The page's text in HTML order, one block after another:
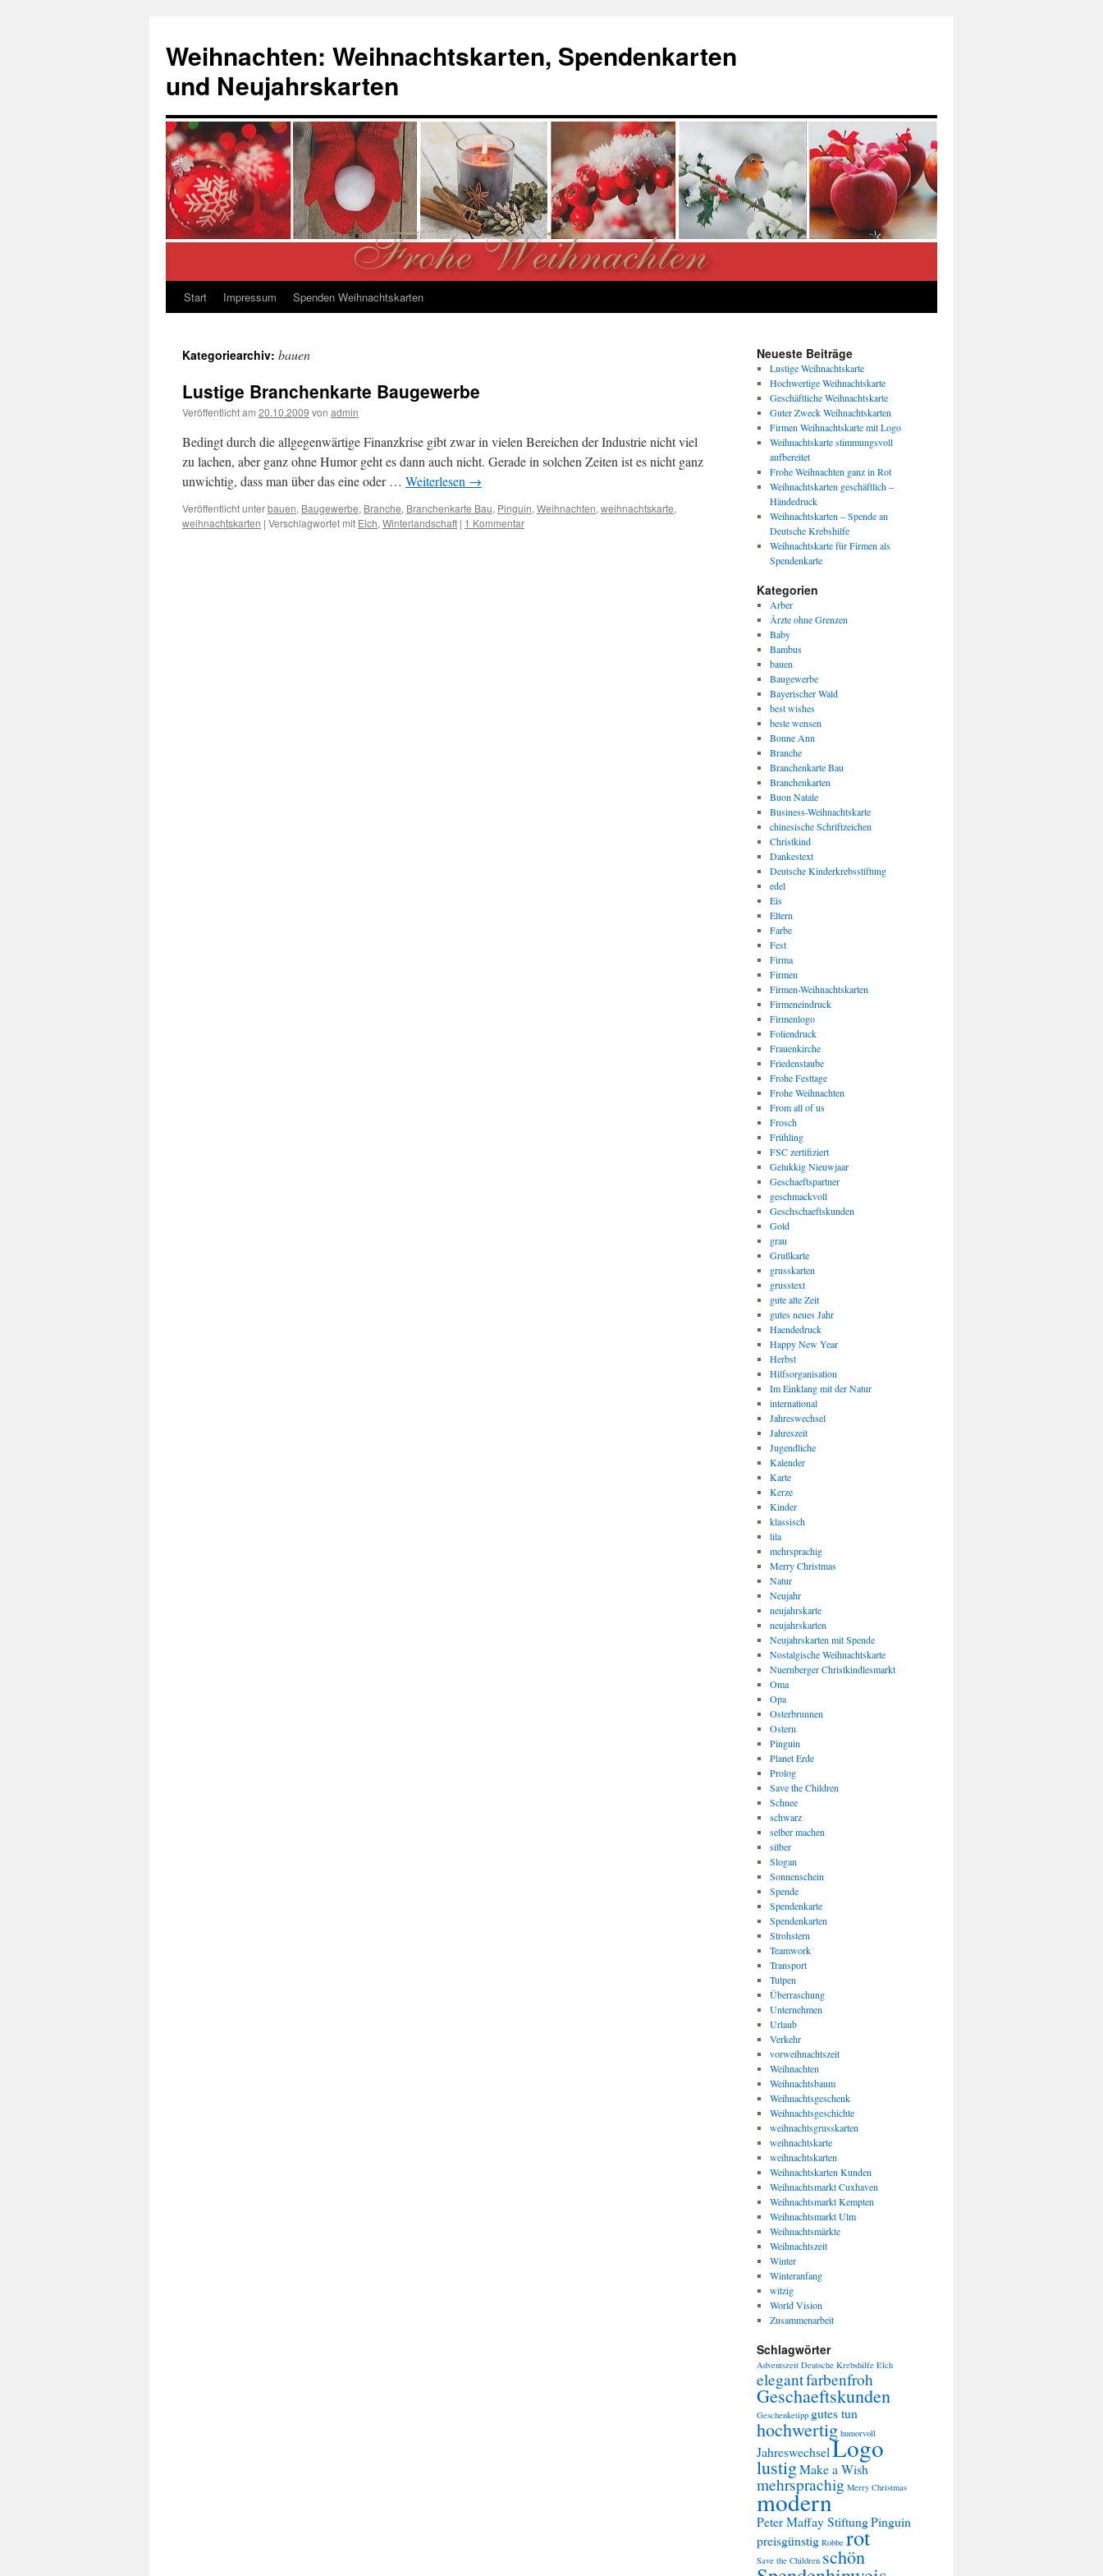
springen
Weihnachten: Weihnachtskarten, Spendenkarten
und Neujahrskarten
Start Impressum Spenden Weihnachtskarten
Kategoriearchiv: bauen
Lustige Branchenkarte Baugewerbe
Veröffentlicht am 20.10.2009 von admin
Bedingt durch die allgegenwärtige Finanzkrise gibt zwar in vielen Bereichen der Industrie nicht viel
zu lachen, aber ganz ohne Humor geht es dann auch nicht. Gerade in solchen Zeiten ist es nicht ganz
unwichtig, dass man über das eine oder … Weiterlesen →
Veröffentlicht unterbauen, Baugewerbe, Branche, Branchenkarte Bau, Pinguin, Weihnachten, weihnachtskarte,
weihnachtskarten | Verschlagwortet mit Elch, Winterlandschaft | 1 Kommentar
Neueste Beiträge
Lustige Weihnachtskarte
Hochwertige Weihnachtskarte
Geschäftliche Weihnachtskarte
Guter Zweck Weihnachtskarten
Firmen Weihnachtskarte mit Logo
Weihnachtskarte stimmungsvoll
aufbereitet
Frohe Weihnachten ganz in Rot
Weihnachtskarten geschäftlich –
Händedruck
Weihnachtskarten – Spende an
Deutsche Krebshilfe
Weihnachtskarte für Firmen als
Spendenkarte
Kategorien
Arber
Ärzte ohne Grenzen
Baby
Bambus
bauen
Baugewerbe
Bayerischer Wald
best wishes
beste wensen
Bonne Ann
Branche
Branchenkarte Bau
Branchenkarten
Buon Natale
Business-Weihnachtskarte
chinesische Schriftzeichen
Christkind
Dankestext
Deutsche Kinderkrebsstiftung
edel
Eis
Eltern
Farbe
Fest
Firma
Firmen
Firmen-Weihnachtskarten
Firmeneindruck
Firmenlogo
Foliendruck
Frauenkirche
Friedenstaube
Frohe Festtage
Frohe Weihnachten
From all of us
Frosch
Frühling
FSC zertifiziert
Gelukkig Nieuwjaar
Geschaeftspartner
geschmackvoll
Geschschaeftskunden
Gold
grau
Grußkarte
grusskarten
grusstext
gute alte Zeit
gutes neues Jahr
Haendedruck
Happy New Year
Herbst
Hilfsorganisation
Im Einklang mit der Natur
international
Jahreswechsel
Jahreszeit
Jugendliche
Kalender
Karte
Kerze
Kinder
klassisch
lila
mehrsprachig
Merry Christmas
Natur
Neujahr
neujahrskarte
neujahrskarten
Neujahrskarten mit Spende
Nostalgische Weihnachtskarte
Nuernberger Christkindlesmarkt
Oma
Opa
Osterbrunnen
Ostern
Pinguin
Planet Erde
Prolog
Save the Children
Schnee
schwarz
selber machen
silber
Slogan
Sonnenschein
Spende
Spendenkarte
Spendenkarten
Strohstern
Teamwork
Transport
Tulpen
Überraschung
Unternehmen
Urlaub
Verkehr
vorweihnachtszeit
Weihnachten
Weihnachtsbaum
Weihnachtsgeschenk
Weihnachtsgeschichte
weihnachtsgrusskarten
weihnachtskarte
weihnachtskarten
Weihnachtskarten Kunden
Weihnachtsmarkt Cuxhaven
Weihnachtsmarkt Kempten
Weihnachtsmarkt Ulm
Weihnachtsmärkte
Weihnachtszeit
Winter
Winteranfang
witzig
World Vision
Zusammenarbeit
Schlagwörter
Adventszeit Deutsche Krebshilfe Elch
elegantfarbenfroh
Geschaeftskunden
Geschenketipp gutes tun
hochwertig humorvoll
JahreswechselLogo
lustigMake a Wish
mehrsprachig Merry Christmas
modern
Peter Maffay StiftungPinguin
preisgünstig Robbe rot
Save the Children schön